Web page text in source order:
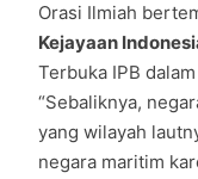
Orasi Ilmiah
Kejayaan
Terbuka IPB
“Sebaliknya,
yang wilayah
negara maritim